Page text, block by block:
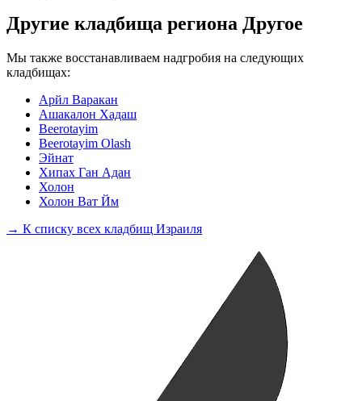
Другие кладбища региона Другое
Мы также восстанавливаем надгробия на следующих
кладбищах:
Арйл Варакан
Ашакалон Хадаш
Beerotayim
Beerotayim Olash
Эйнат
Хипах Ган Адан
Холон
Холон Ват Йм
→ К списку всех кладбищ Израиля